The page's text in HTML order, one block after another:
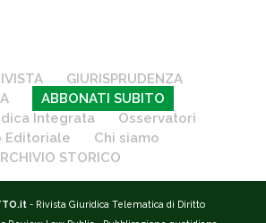
GIURISPRUDENZA
ABBONATI SUBITO
Integrata
Osservatori
Editoriale
Chi siamo
STORICO
- Rivista Giuridica Telematica di Diritto